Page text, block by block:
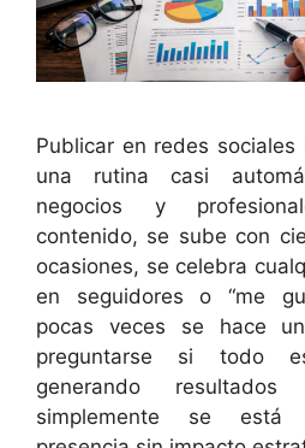
Publicar en redes
una rutina casi
negocios y
contenido, se sube con
ocasiones, se celebra
en seguidores o “me
pocas veces se hace
preguntarse si todo
generando
simplemente se está